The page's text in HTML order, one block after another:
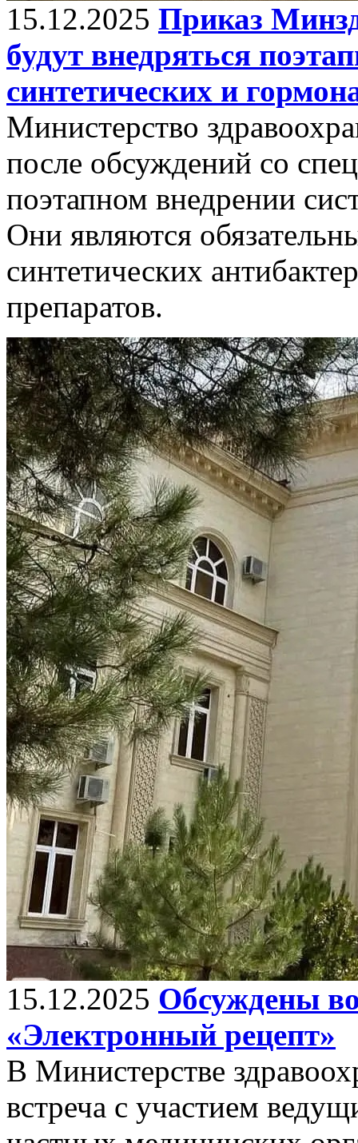
15.12.2025 Приказ
будут внедряться
синтетических и
Министерство
после обсуждений со
поэтапном внедрении
Они являются
синтетических
препаратов.
15.12.2025 Обсуждены
«Электронный рецепт»
В Министерстве
встреча с участием